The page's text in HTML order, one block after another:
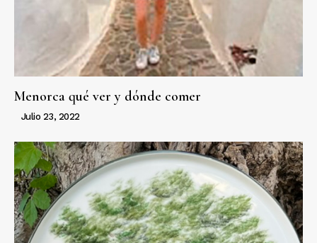
Menorca qué ver y dónde comer
Julio 23, 2022